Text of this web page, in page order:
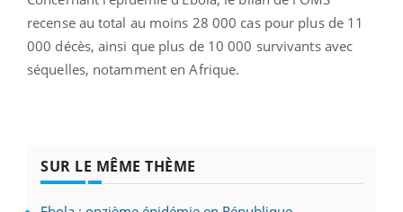
recense au total au moins 28 000 cas pour plus de 11
000 décès, ainsi que plus de 10 000 survivants avec
séquelles, notamment en Afrique.
SUR LE MÊME THÈME